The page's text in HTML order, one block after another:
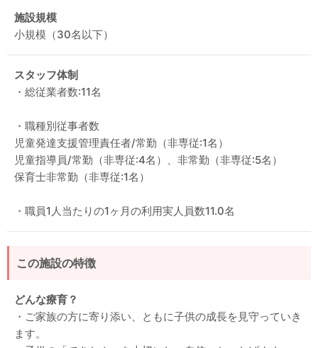
施設規模
小規模（30名以下）
スタッフ体制
・総従業者数:11名
・職種別従事者数
児童発達支援管理責任者/常勤（非専従:1名）
児童指導員/常勤（非専従:4名）、非常勤（非専従:5名）
保育士非常勤（非専従:1名）
・職員1人当たりの1ヶ月の利用実人員数11.0名
この施設の特徴
どんな療育？
・ご家族の方に寄り添い、ともに子供の成長を見守っていき
ます。